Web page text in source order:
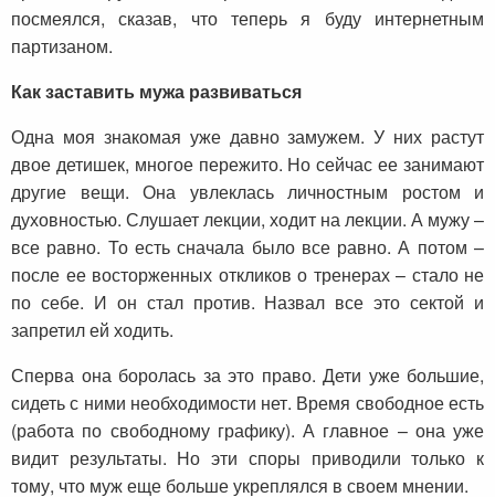
посмеялся, сказав, что теперь я буду интернетным
партизаном.
Как заставить мужа развиваться
Одна моя знакомая уже давно замужем. У них растут
двое детишек, многое пережито. Но сейчас ее занимают
другие вещи. Она увлеклась личностным ростом и
духовностью. Слушает лекции, ходит на лекции. А мужу –
все равно. То есть сначала было все равно. А потом –
после ее восторженных откликов о тренерах – стало не
по себе. И он стал против. Назвал все это сектой и
запретил ей ходить.
Сперва она боролась за это право. Дети уже большие,
сидеть с ними необходимости нет. Время свободное есть
(работа по свободному графику). А главное – она уже
видит результаты. Но эти споры приводили только к
тому, что муж еще больше укреплялся в своем мнении.